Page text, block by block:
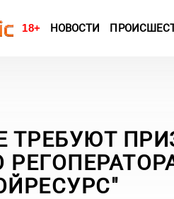
18+ НОВОСТИ
ТРЕБУЮТ